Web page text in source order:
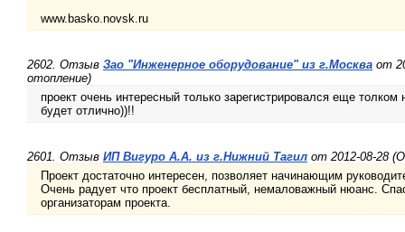
www.basko.novsk.ru
2602. Отзыв Зао "Инженерное оборудование" из г.Москва от
отопление)
проект очень интересный только зарегистрировался еще
будет отлично))!!
2601. Отзыв ИП Вигуро А.А. из г.Нижний Тагил от 2012-08-28
Проект достаточно интересен, позволяет начинающим
Очень радует что проект бесплатный, немаловажный нюанс.
организаторам проекта.